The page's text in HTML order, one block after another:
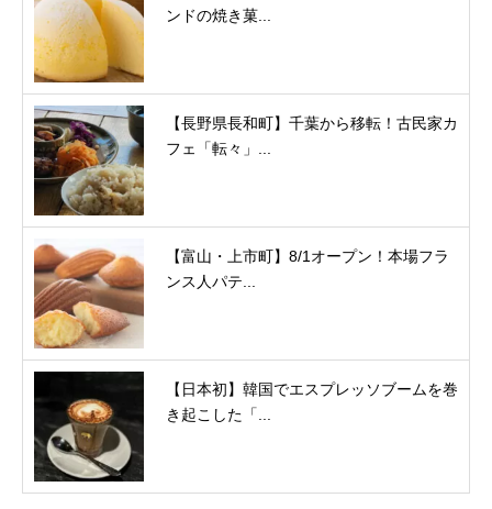
ンドの焼き菓...
【長野県長和町】千葉から移転！古民家カ
フェ「転々」...
【富山・上市町】8/1オープン！本場フラ
ンス人パテ...
【日本初】韓国でエスプレッソブームを巻
き起こした「...